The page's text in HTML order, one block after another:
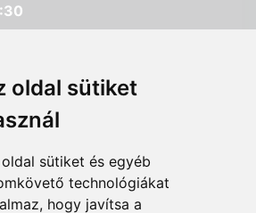
oldal sütiket
sütiket és egyéb
technológiákat
hogy javítsa a
989-7969